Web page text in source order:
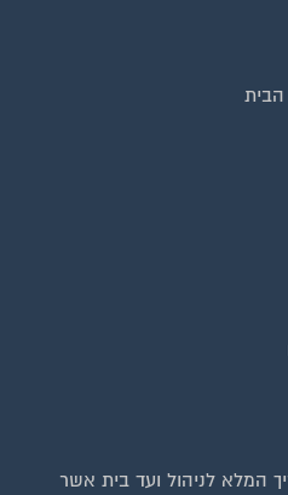
הבית
המלא לניהול ועד בית אשר